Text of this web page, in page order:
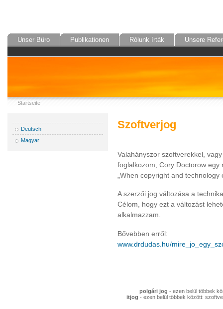
Unser Büro Publikationen Rólunk írták Unsere
Startseite
Deutsch
Magyar
Szoftverjog
Valahányszor szoftverekkel,
foglalkozom, Cory Doctorow egy
„When copyright and
A szerzői jog változása a
Célom, hogy ezt a változást
alkalmazzam.
Bővebben erről:
www.drdudas.hu/
polgári jog - ezen belül többek
itjog - ezen belül többek között: